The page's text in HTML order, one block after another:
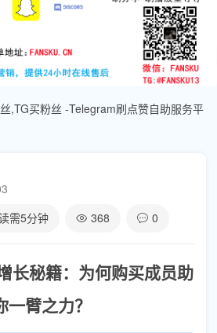
,TG买粉丝 -Telegram刷点赞自助服务平
需5分钟 368 0
长秘籍：为何购买成员助
一臂之力？